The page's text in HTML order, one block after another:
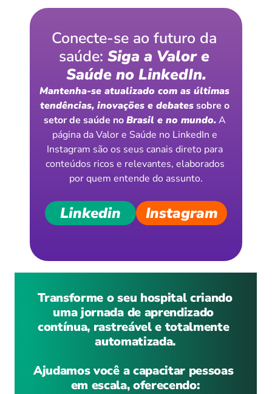
Conecte-se ao futuro da
saúde: Siga a Valor e
Saúde no LinkedIn.
Mantenha-se atualizado com as últimas
tendências, inovações e debates sobre o
setor de saúde no Brasil e no mundo. A
página da Valor e Saúde no LinkedIn e
Instagram são os seus canais direto para
conteúdos ricos e relevantes, elaborados
por quem entende do assunto.
Linkedin Instagram
Transforme o seu hospital criando
uma jornada de aprendizado
contínua, rastreável e totalmente
automatizada.
Ajudamos você a capacitar pessoas
em escala, oferecendo: